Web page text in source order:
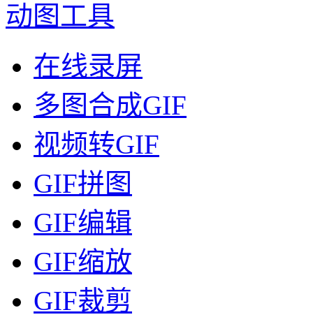
动图工具
在线录屏
多图合成GIF
视频转GIF
GIF拼图
GIF编辑
GIF缩放
GIF裁剪